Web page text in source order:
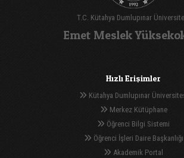
T.C. Kütahya Dumlupınar
Emet Meslek
Hızlı Erişimler
Kütahya Dumlupınar
Merkez Kütüphane
Öğrenci Bilgi Sistemi
Öğrenci İşleri Daire Başkanlığı
Akademik Portal